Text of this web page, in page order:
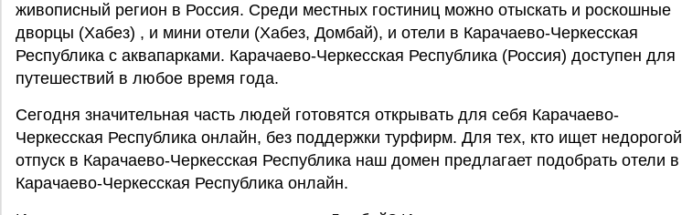
живописный регион в Россия. Среди местных гостиниц можно отыскать и роскошные
дворцы (Хабез) , и мини отели (Хабез, Домбай), и отели в Карачаево-Черкесская
Республика с аквапарками. Карачаево-Черкесская Республика (Россия) доступен для
путешествий в любое время года.
Сегодня значительная часть людей готовятся открывать для себя Карачаево-
Черкесская Республика онлайн, без поддержки турфирм. Для тех, кто ищет недорогой
отпуск в Карачаево-Черкесская Республика наш домен предлагает подобрать отели в
Карачаево-Черкесская Республика онлайн.